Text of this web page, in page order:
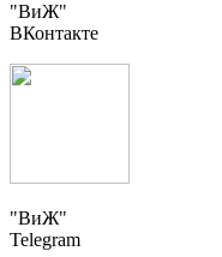
"ВиЖ"
ВКонтакте
"ВиЖ"
Telegram